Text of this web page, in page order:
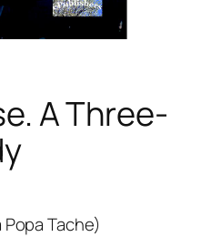
A Three-
Tache)